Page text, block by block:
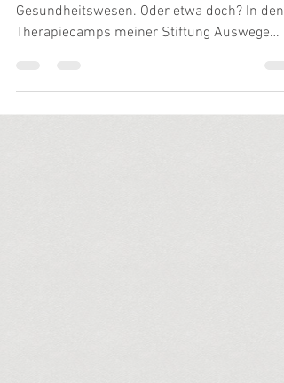
Bedingungslos helfen - Plädoyer
für eine karitative Medizin
Gesundheitswesen. Oder etwa doch? In den
Therapiecamps meiner Stiftung Auswege